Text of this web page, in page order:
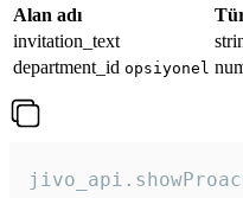
Alan adı
invitation_text
department_id opsiyonel